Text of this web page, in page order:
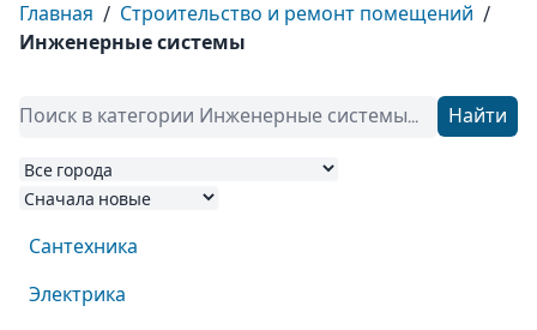
Главная / Строительство и ремонт помещений /
Инженерные системы
Найти
Сантехника
Электрика